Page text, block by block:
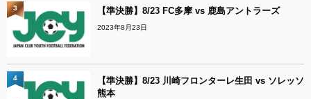
【準決勝】8/23 FC多摩 vs 鹿島アントラーズ
2023年8月23日
3
【準決勝】8/23 川崎フロンターレ生田 vs ソレッソ
熊本
4